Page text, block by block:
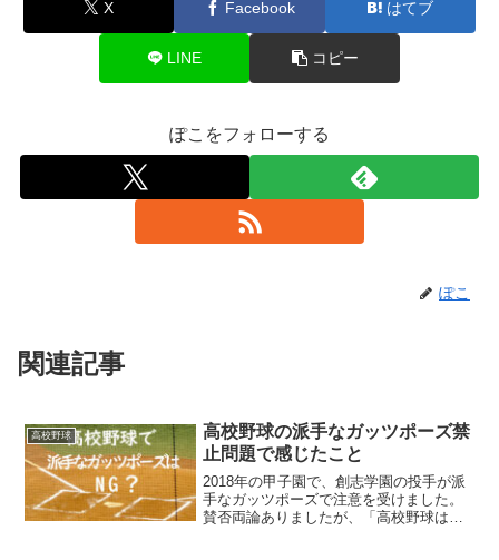
X Facebook はてブ
LINE コピー
ぽこをフォローする
ぽこ
関連記事
高校野球
高校野球の派手なガッツポーズ禁
止問題で感じたこと
2018年の甲子園で、創志学園の投手が派
手なガッツポーズで注意を受けました。
賛否両論ありましたが、「高校野球はガ